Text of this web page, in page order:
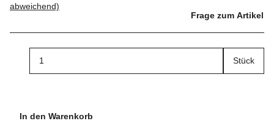
abweichend)
Frage zum Artikel
Stück
In den Warenkorb